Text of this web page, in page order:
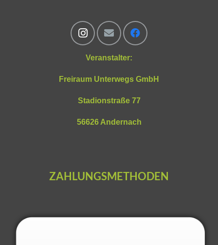
Veranstalter:
Freiraum Unterwegs GmbH
Stadionstraße 77
56626 Andernach
ZAHLUNGSMETHODEN